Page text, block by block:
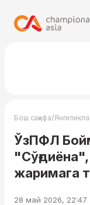
Бош саҳифа/
ЎзПФЛ
жаримага
28 май 2026, 22:47